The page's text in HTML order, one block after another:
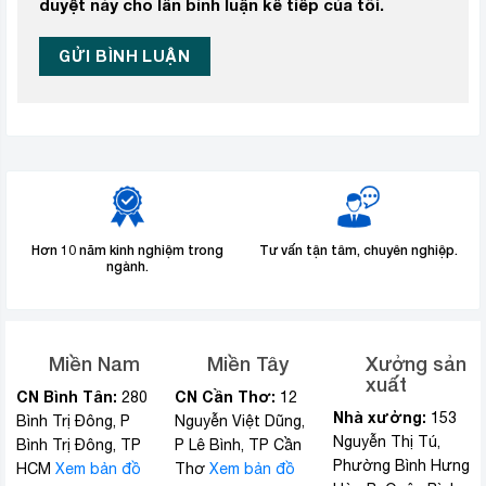
duyệt này cho lần bình luận kế tiếp của tôi.
Hơn 10 năm kinh nghiệm trong
ngành.
Tư vấn tận tâm, chuyên nghiệp.
Miền Nam
CN Bình Tân: 280
Bình Trị Đông, P
Bình Trị Đông, TP
HCM Xem bản đồ
Miền Tây
CN Cần Thơ: 12
Nguyễn Việt Dũng,
P Lê Bình, TP Cần
Thơ Xem bản đồ
Xưởng sản
xuất
Nhà xưởng: 153
Nguyễn Thị Tú,
Phường Bình Hưng